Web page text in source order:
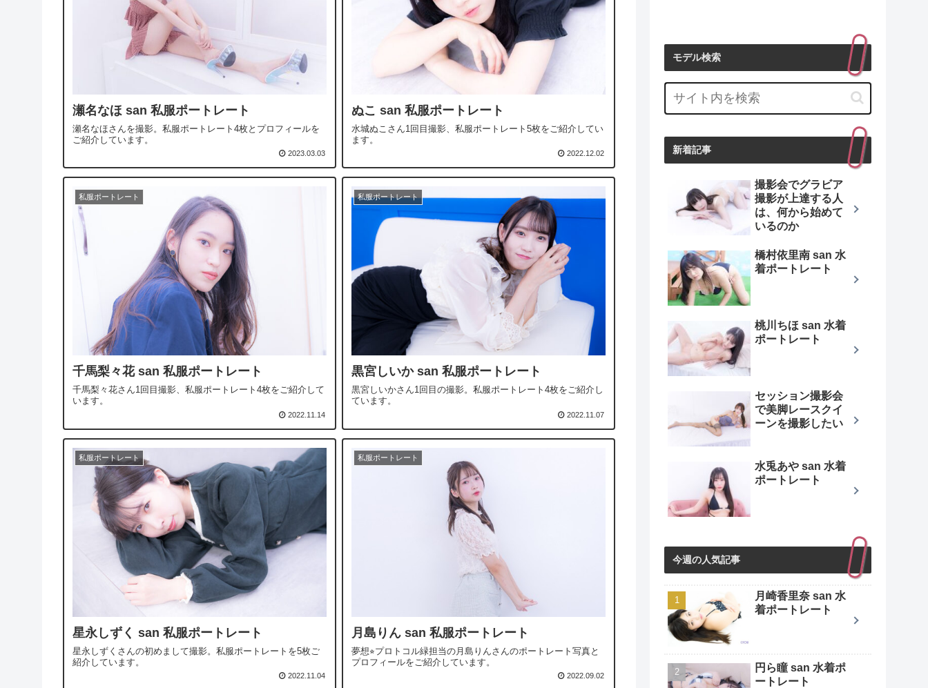
瀬名なほ san 私服ポートレート
瀬名なほさんを撮影。私服ポートレート4枚とプロフィールを
ご紹介しています。
2023.03.03
ぬこ san 私服ポートレート
水城ぬこさん1回目撮影、私服ポートレート5枚をご紹介してい
ます。
2022.12.02
私服ポートレート
千馬梨々花 san 私服ポートレート
千馬梨々花さん1回目撮影、私服ポートレート4枚をご紹介して
います。
2022.11.14
私服ポートレート
黒宮しいか san 私服ポートレート
黒宮しいかさん1回目の撮影。私服ポートレート4枚をご紹介し
ています。
2022.11.07
私服ポートレート
星永しずく san 私服ポートレート
星永しずくさんの初めまして撮影。私服ポートレートを5枚ご
紹介しています。
2022.11.04
私服ポートレート
月島りん san 私服ポートレート
夢想⭐︎プロトコル緑担当の月島りんさんのポートレート写真と
プロフィールをご紹介しています。
2022.09.02
モデル検索
新着記事
撮影会でグラビア
撮影が上達する人
は、何から始めて
いるのか
橋村依里南 san 水
着ポートレート
桃川ちほ san 水着
ポートレート
セッション撮影会
で美脚レースクイ
ーンを撮影したい
水兎あや san 水着
ポートレート
今週の人気記事
月崎香里奈 san 水
着ポートレート
円ら瞳 san 水着ポ
ートレート